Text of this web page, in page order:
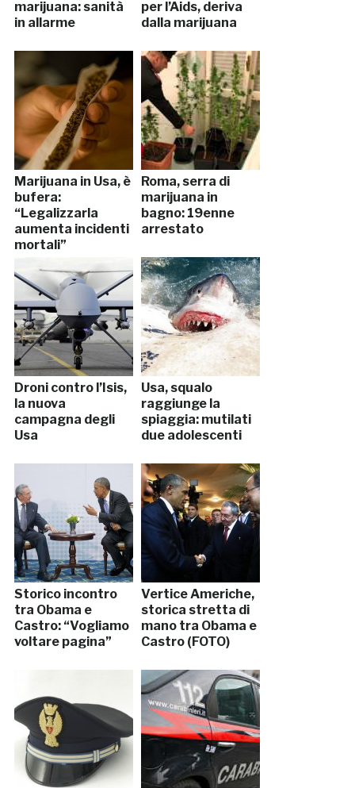
marijuana: sanità
in allarme
per l’Aids, deriva
dalla marijuana
Marijuana in Usa, è
bufera:
“Legalizzarla
aumenta incidenti
mortali”
Roma, serra di
marijuana in
bagno: 19enne
arrestato
Droni contro l’Isis,
la nuova
campagna degli
Usa
Usa, squalo
raggiunge la
spiaggia: mutilati
due adolescenti
Storico incontro
tra Obama e
Castro: “Vogliamo
voltare pagina”
Vertice Americhe,
storica stretta di
mano tra Obama e
Castro (FOTO)